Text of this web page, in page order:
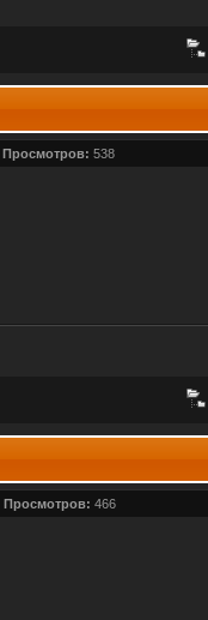
Просмотров: 538
Просмотров: 466